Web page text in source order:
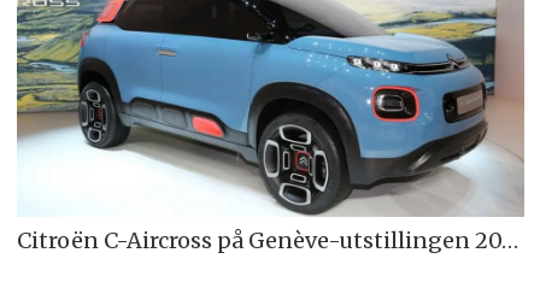
Citroën C-Aircross på Genève-utstillingen 2017